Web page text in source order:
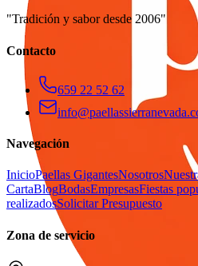
"Tradición y sabor desde 2006"
Contacto
659 22 52 62
Navegación
InicioPaellas GigantesNosotros
CartaBlogBodasEmpresasFiestas
realizadosSolicitar Presupuesto
Zona de servicio